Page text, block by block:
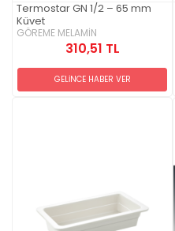
Termostar GN 1/2 – 65 mm
Küvet
GÖREME MELAMİN
310,51 TL
GELİNCE HABER VER